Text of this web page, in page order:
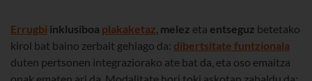
Errugbi inklusiboa plakaketaz, melez eta entseguz betetako
kirol bat baino zerbait gehiago da: dibertsitate funtzionala
duten pertsonen integraziorako ate bat da, eta oso emaitza